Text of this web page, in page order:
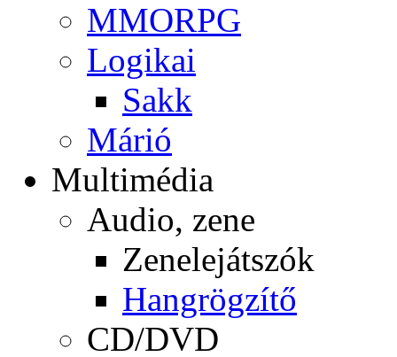
MMORPG
Logikai
Sakk
Márió
Multimédia
Audio, zene
Zenelejátszók
Hangrögzítő
CD/DVD